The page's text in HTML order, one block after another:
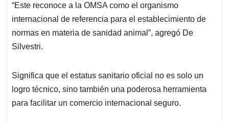
“Este reconoce a la OMSA como el organismo
internacional de referencia para el establecimiento de
normas en materia de sanidad animal”, agregó De
Silvestri.
Significa que el estatus sanitario oficial no es solo un
logro técnico, sino también una poderosa herramienta
para facilitar un comercio internacional seguro.